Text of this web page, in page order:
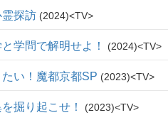
探訪 2024 TV
学問で解明せよ！ 2024 TV
い！魔都京都SP 2023 TV
掘り起こせ！ 2023 TV